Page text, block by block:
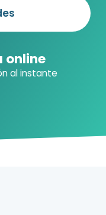
online
al instante